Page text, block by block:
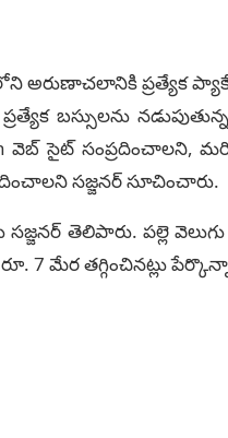
అరుణాచలానికి ప్రత్యేక
బస్సులను
వెబ్ సైట్ సంప్రదించాలని,
సజ్జనర్ సూచించారు.
సజ్జనర్ తెలిపారు. పల్లె
7 మేర తగ్గించినట్లు